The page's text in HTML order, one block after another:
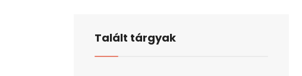
Talált tárgyak